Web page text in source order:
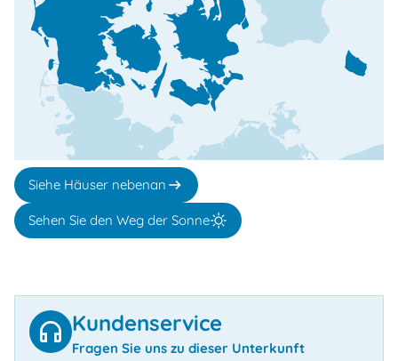
Siehe Häuser nebenan
Sehen Sie den Weg der Sonne
Kundenservice
Fragen Sie uns zu dieser Unterkunft